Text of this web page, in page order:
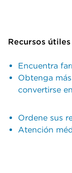
Recursos útiles
Encuentra
Obtenga
convertirse
Ordene sus
Atención